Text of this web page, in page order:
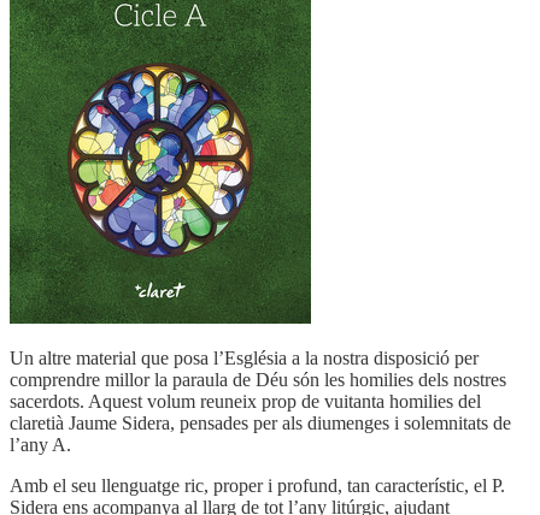
Un altre material que posa l’Església a la nostra disposició per
comprendre millor la paraula de Déu són les homilies dels nostres
sacerdots. Aquest volum reuneix prop de vuitanta homilies del
claretià Jaume Sidera, pensades per als diumenges i solemnitats de
l’any A.
Amb el seu llenguatge ric, proper i profund, tan característic, el P.
Sidera ens acompanya al llarg de tot l’any litúrgic, ajudant